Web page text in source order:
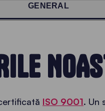
GENERAL
ISO 9001. Un